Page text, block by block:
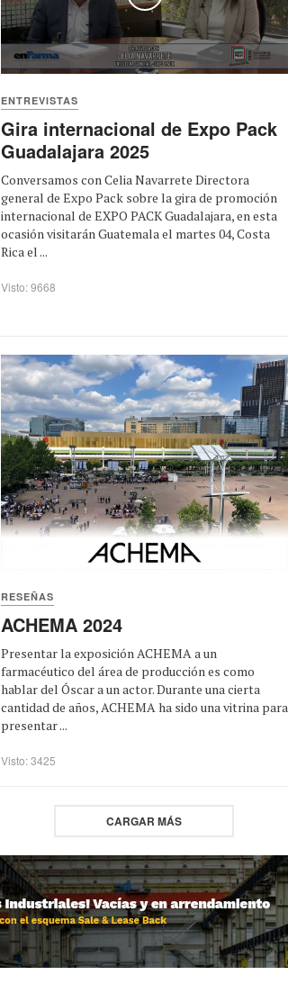
ENTREVISTAS
Gira internacional de Expo Pack
Guadalajara 2025
Conversamos con Celia Navarrete Directora
general de Expo Pack sobre la gira de promoción
internacional de EXPO PACK Guadalajara, en esta
ocasión visitarán Guatemala el martes 04, Costa
Rica el ...
Visto: 9668
RESEÑAS
ACHEMA 2024
Presentar la exposición ACHEMA a un
farmacéutico del área de producción es como
hablar del Óscar a un actor. Durante una cierta
cantidad de años, ACHEMA ha sido una vitrina para
presentar ...
Visto: 3425
CARGAR MÁS